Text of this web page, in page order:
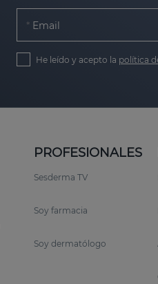
Email
He leído y acepto la política
PROFESIONALES
Sesderma TV
Soy farmacia
Soy dermatólogo